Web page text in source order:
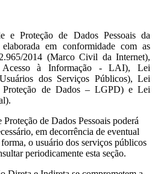
e Proteção de Dados Pessoais da
em conformidade com as
2014 (Marco Civil da Internet),
à Informação - LAI), Lei
dos Serviços Públicos), Lei
de Dados – LGPD) e Lei
de Dados Pessoais poderá
em decorrência de eventual
o usuário dos serviços públicos
periodicamente esta seção.